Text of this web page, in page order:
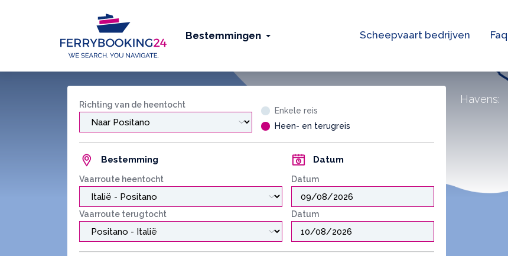
Bestemmingen Scheepvaart bedrijven Faq
Richting van de heentocht
Enkele reis
Heen- en terugreis
Bestemming
Vaarroute heentocht
Datum
Datum
Vaarroute terugtocht Datum
Havens: